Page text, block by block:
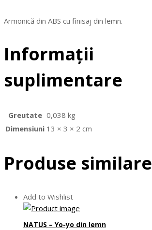
Armonică din ABS cu finisaj din lemn.
Informații
suplimentare
Greutate 0,038 kg
Dimensiuni 13 × 3 × 2 cm
Produse similare
Add to Wishlist
NATUS – Yo-yo din lemn